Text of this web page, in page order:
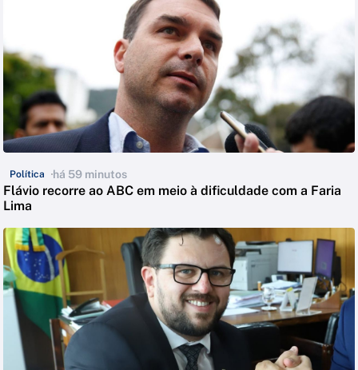
Política há 59 minutos
Flávio recorre ao ABC em meio à dificuldade com a Faria
Lima